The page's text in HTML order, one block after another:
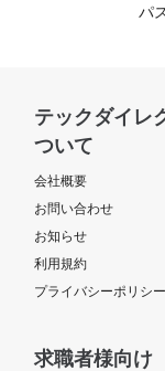
パ
テックダイレ
ついて
会社概要
お問い合わせ
お知らせ
利用規約
プライバシーポリシー
求職者様向け